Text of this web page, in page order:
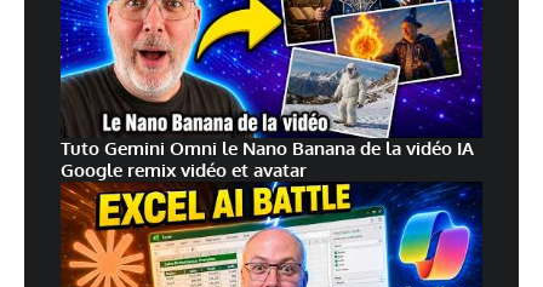
Tuto Gemini Omni le Nano Banana de la vidéo IA
Google remix vidéo et avatar